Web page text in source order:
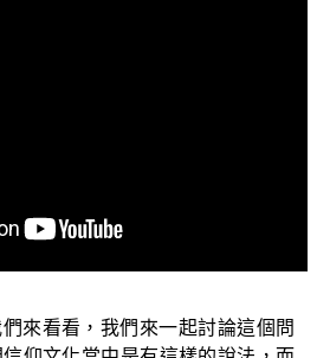
發財。這樣的說法到底正確不正
如何的來幫助祖先？如何的面對
來看看，我們來一起討論這個問